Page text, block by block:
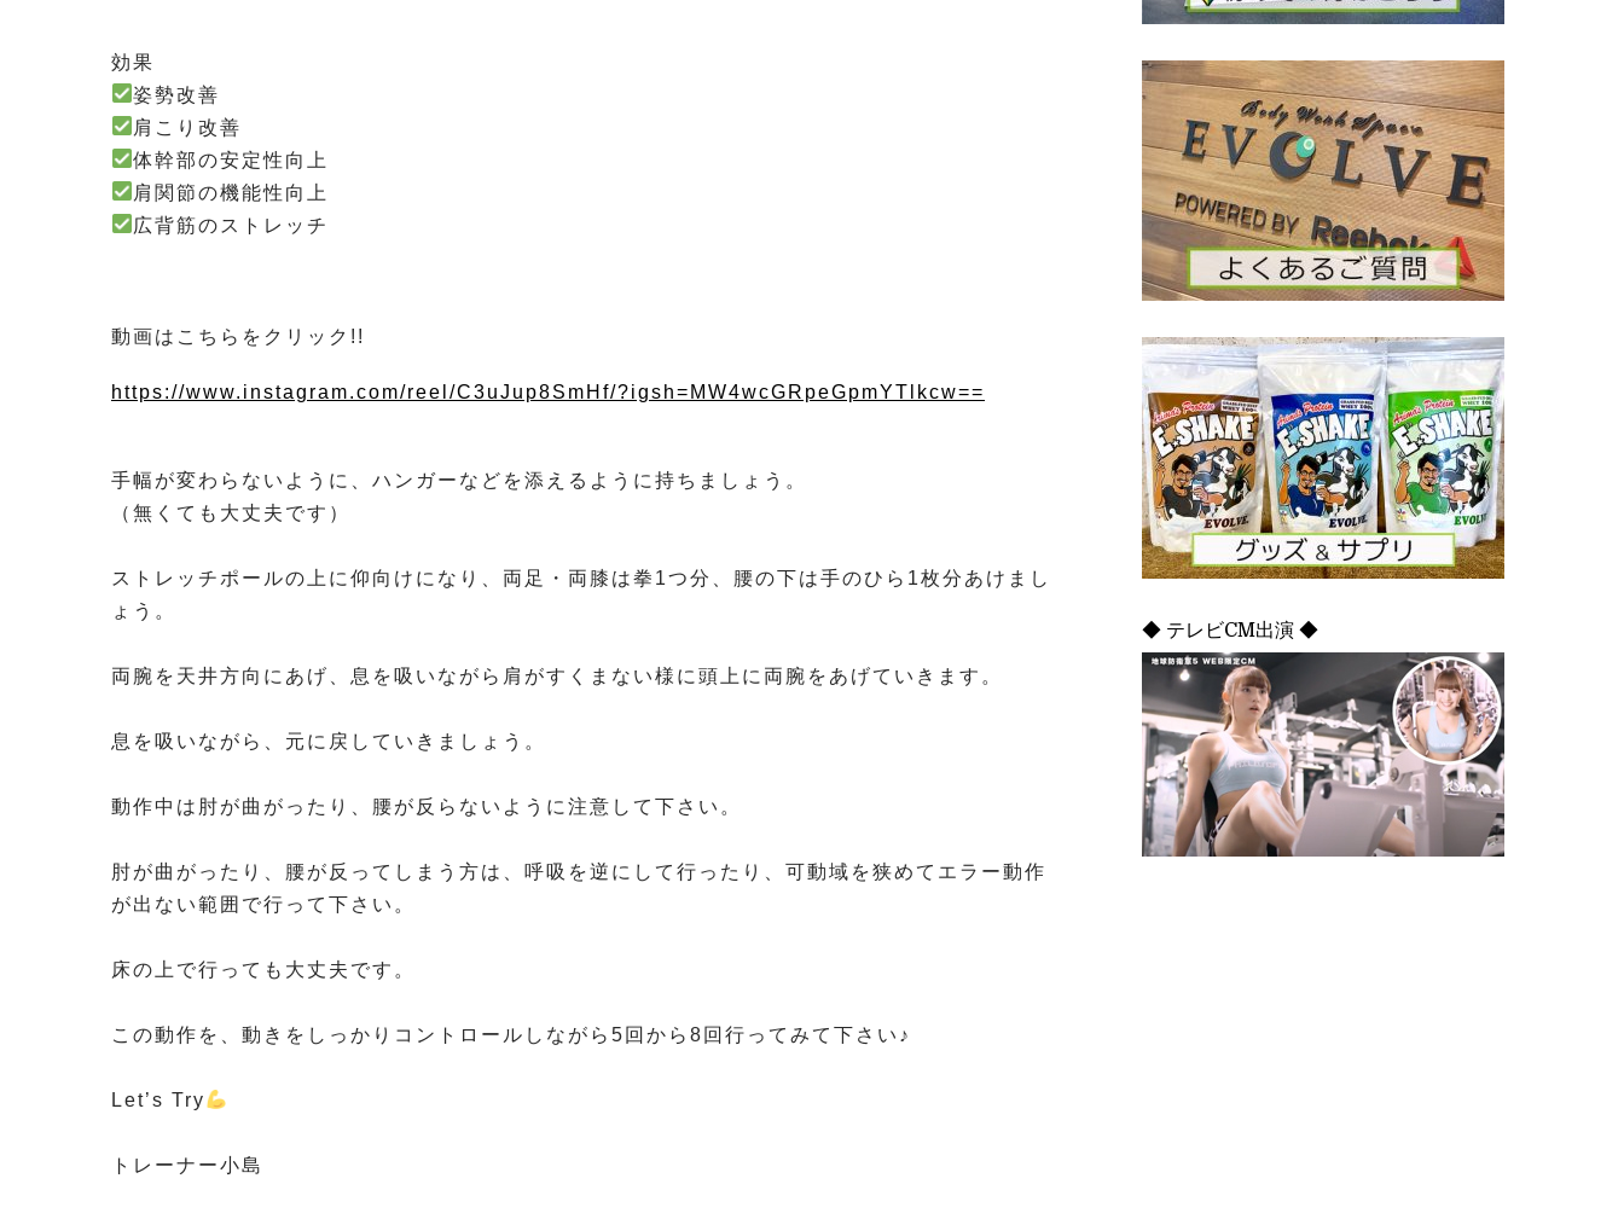
効果
姿勢改善
肩こり改善
体幹部の安定性向上
肩関節の機能性向上
広背筋のストレッチ
動画はこちらをクリック!!
https://www.instagram.com/reel/C3uJup8SmHf/?igsh=MW4wcGRpeGpmYTlkcw==
手幅が変わらないように、ハンガーなどを添えるように持ちましょう。
（無くても大丈夫です）
ストレッチポールの上に仰向けになり、両足・両膝は拳1つ分、腰の下は手のひら1枚分あけまし
ょう。
両腕を天井方向にあげ、息を吸いながら肩がすくまない様に頭上に両腕をあげていきます。
息を吸いながら、元に戻していきましょう。
動作中は肘が曲がったり、腰が反らないように注意して下さい。
肘が曲がったり、腰が反ってしまう方は、呼吸を逆にして行ったり、可動域を狭めてエラー動作
が出ない範囲で行って下さい。
床の上で行っても大丈夫です。
この動作を、動きをしっかりコントロールしながら5回から8回行ってみて下さい♪
Let’s Try
トレーナー小島
◆ テレビCM出演 ◆